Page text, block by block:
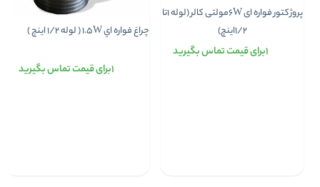
پروژکتور فواره ای 6Wمولتی کالر (لوله 1تا
1/2اینچ)
۱برای قیمت تماس بگیرید
چراغ فواره اي 1.5W ( لوله 1/2 اینچ )
۱برای قیمت تماس بگیرید